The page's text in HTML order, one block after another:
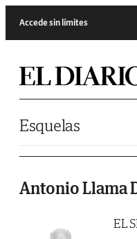
Accede sin límites
Esquelas
Antonio Llama
EL